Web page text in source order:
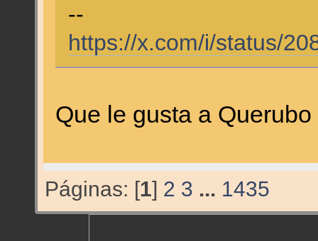
--
https://x.com/i/status/
Que le gusta a
Páginas: [1] 2 3 ... 1435